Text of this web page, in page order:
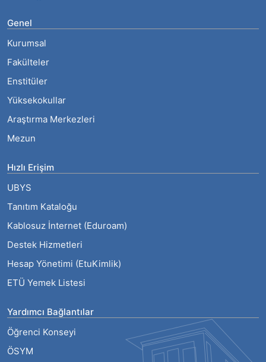
Genel
Kurumsal
Fakülteler
Enstitüler
Yüksekokullar
Araştırma Merkezleri
Mezun
Hızlı Erişim
UBYS
Tanıtım Kataloğu
Kablosuz İnternet (Eduroam)
Destek Hizmetleri
Hesap Yönetimi (EtuKimlik)
ETÜ Yemek Listesi
Yardımcı Bağlantılar
Öğrenci Konseyi
ÖSYM